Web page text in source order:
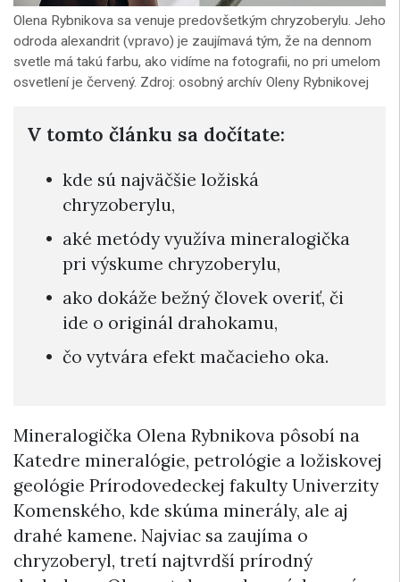
Olena Rybnikova sa venuje predovšetkým chryzoberylu. Jeho
odroda alexandrit (vpravo) je zaujímavá tým, že na dennom
svetle má takú farbu, ako vidíme na fotografii, no pri umelom
osvetlení je červený. Zdroj: osobný archív Oleny Rybnikovej
V tomto článku sa dočítate:
kde sú najväčšie ložiská
chryzoberylu,
aké metódy využíva mineralogička
pri výskume chryzoberylu,
ako dokáže bežný človek overiť, či
ide o originál drahokamu,
čo vytvára efekt mačacieho oka.
Mineralogička Olena Rybnikova pôsobí na
Katedre mineralógie, petrológie a ložiskovej
geológie Prírodovedeckej fakulty Univerzity
Komenského, kde skúma minerály, ale aj
drahé kamene. Najviac sa zaujíma o
chryzoberyl, tretí najtvrdší prírodný